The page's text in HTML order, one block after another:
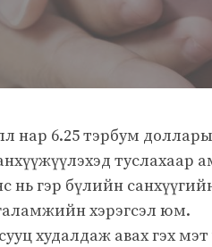
нар 6.25 тэрбум
туслахаар
нь гэр бүлийн
хэрэгсэл юм.
худалдаж авах гэх